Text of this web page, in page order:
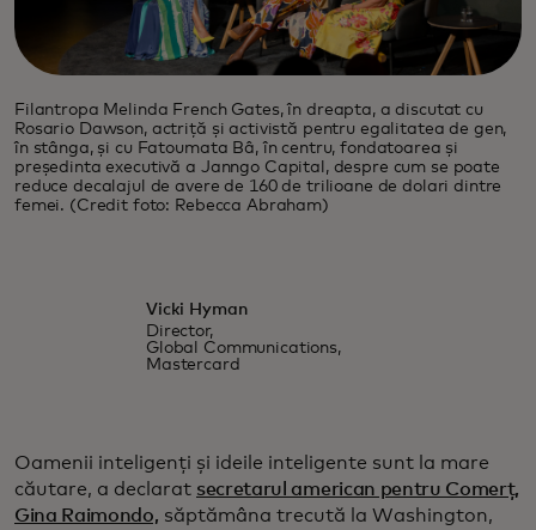
Filantropa Melinda French Gates, în dreapta, a discutat cu
Rosario Dawson, actriță și activistă pentru egalitatea de gen,
în stânga, și cu Fatoumata Bâ, în centru, fondatoarea și
președinta executivă a Janngo Capital, despre cum se poate
reduce decalajul de avere de 160 de trilioane de dolari dintre
femei. (Credit foto: Rebecca Abraham)
Vicki Hyman
Director,
Global Communications,
Mastercard
Oamenii inteligenți și ideile inteligente sunt la mare
căutare, a declarat secretarul american pentru Comerț,
Gina Raimondo, săptămâna trecută la Washington,